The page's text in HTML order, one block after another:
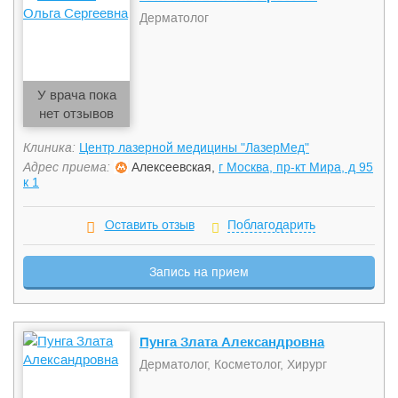
кислоты, использование канюлей в эстетической медицине.
У врача пока
нет отзывов
Дерматолог
Клиника: Центр лазерной медицины "ЛазерМед"
Адрес приема:
Алексеевская, г Москва, пр-кт Мира, д 95
к 1
Оставить отзыв Поблагодарить
Запись на прием
Пунга Злата Александровна
Дерматолог, Косметолог, Хирург